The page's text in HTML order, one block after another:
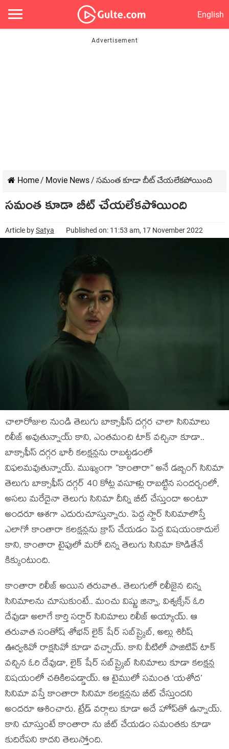
English
Home/ Movie News/ సమంత కూడా బీట్ చేయలేకపోయింది
సమంత కూడా బీట్ చేయలేకపోయింది
Article bySatya Published on: 11:53 am, 17 November 2022
చాలారోజుల నుండి తెలుగు బాక్సాఫీస్ దగ్గర చాలా సినిమాలు
రిలీజ్ అవుతున్నాయ్ కాని, ఎంతమంచి టాక్ వచ్చినా కూడా..
బాక్సాఫీస్ దగ్గర భారీ కలక్షన్లను రాబట్టడంలో
విఫలమవుతున్నాయ్. ముఖ్యంగా ”కాంతారా” అనే డబ్బింగ్ సినిమా
తెలుగు బాక్సాఫీస్ దగ్గర్ 40 కోట్ల వసూళ్లు రాబట్టిన సందర్బంలో,
అసలు మరేదైనా తెలుగు సినిమా దీన్ని బీట్ చేస్తుందా అంటూ
అందరూ ఆశగా ఎదురుచూస్తున్నారు. పెద్ద స్టార్ సినిమాలొస్తే
ఎలాగో కాంతారా కలక్షన్లను క్రాస్ చేయడం పెద్ద విషయంకాదులే
కాని, కాంతారా టైపులో మరో చిన్న తెలుగు సినిమా కొడితేనే
కిక్కుంటుంది.
కాంతారా రిలీజ్ అయిన తరువాత.. తెలుగులో రిలీజైన చిన్న
సినిమాలను చూసుకుంటే.. మంచు విష్ణు జిన్నా, విశ్వక్సేన్ ఓరి
దేవుడా అలాగే కార్తి సర్దార్ సినిమాలు రిలీజ్ అయ్యాయ్. ఆ
తరువాత సంతోష్‌ శోభన్ లైక్ షేర్ సబ్‌స్ర్కైబ్, అల్లు శిరీష్‌
ఊర్వశివో రాక్షసివో కూడా వచ్చాయ్. కాని వీటిలో పాజిటివ్ టాక్
వచ్చిన ఓరి దేవుడా, లైక్ షేర్ సబ్‌స్ర్కైబ్ సినిమాలు కూడా కలక్షన్ల
విషయంలో చతికిలపడ్డాయ్. ఆ టైములో సమంత ‘యశోద’
సినిమా వస్తే కాంతారా సినిమా కలక్షన్లను బీట్ చేస్తుందని
అందరూ ఆశించారు. ట్రేడ్ వర్గాలు కూడా అదే హోప్‌తో ఉన్నాయ్.
కాని చూస్తుంటే కాంతారా ను బీట్ చేయడం సమంతకు కూడా
కుదిరేపని కాదని తెలుస్తోంది.